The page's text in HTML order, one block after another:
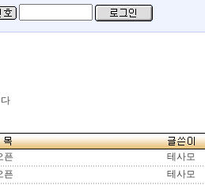
픈 테사모
픈 테사모